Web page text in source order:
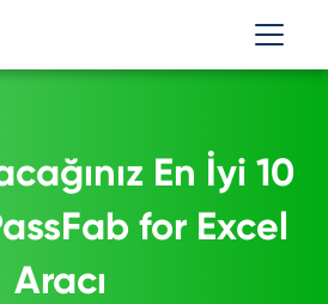
En İyi 10
for Excel
Aracı